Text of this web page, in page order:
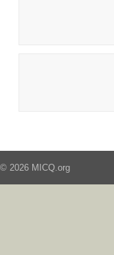
© 2026 MICQ.org